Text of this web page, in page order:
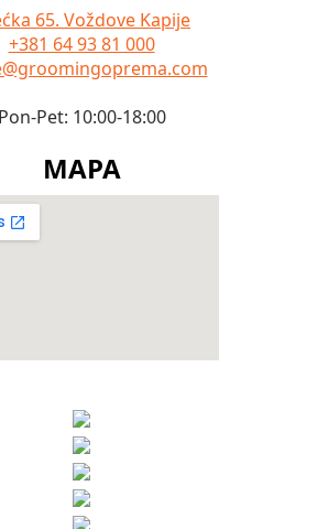
65. Voždove Kapije
+381 64 93 81 000
Pon-Pet: 10:00-18:00
MAPA